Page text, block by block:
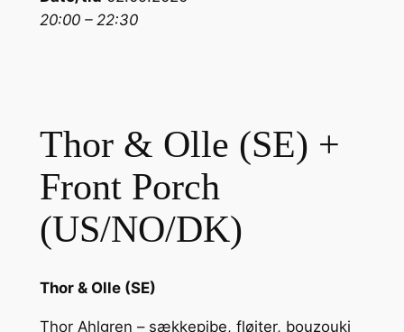
20:00 – 22:30
Thor & Olle (SE) +
Front Porch
(US/NO/DK)
Thor & Olle (SE)
Thor Ahlgren – sækkepibe, fløjter, bouzouki